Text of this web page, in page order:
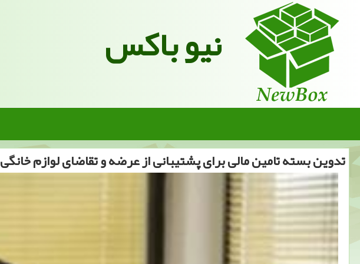
نیو باکس
تدوین بسته تامین مالی برای پشتیبانی از عرضه و تقاضای لوازم خانگی